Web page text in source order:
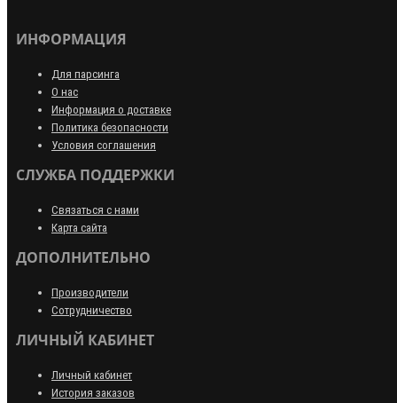
ИНФОРМАЦИЯ
Для парсинга
О нас
Информация о доставке
Политика безопасности
Условия соглашения
СЛУЖБА ПОДДЕРЖКИ
Связаться с нами
Карта сайта
ДОПОЛНИТЕЛЬНО
Производители
Сотрудничество
ЛИЧНЫЙ КАБИНЕТ
Личный кабинет
История заказов